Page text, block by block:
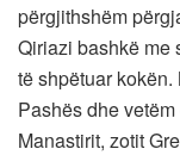
përgjithshëm
Qiriazi bashkë me
të shpëtuar
Pashës dhe
Manastirit, zotit